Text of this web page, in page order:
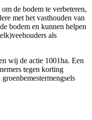
de bodem te verbeteren,
met het vasthouden van
bodem en kunnen helpen
als
wij de actie 1001ha. Een
tegen korting